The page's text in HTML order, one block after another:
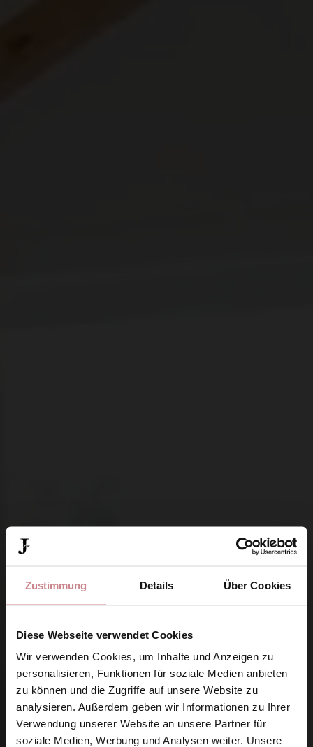
Zustimmung Details Über Cookies
Diese Webseite verwendet Cookies
Wir verwenden Cookies, um Inhalte und Anzeigen zu
personalisieren, Funktionen für soziale Medien anbieten
zu können und die Zugriffe auf unsere Website zu
analysieren. Außerdem geben wir Informationen zu Ihrer
Verwendung unserer Website an unsere Partner für
soziale Medien, Werbung und Analysen weiter. Unsere